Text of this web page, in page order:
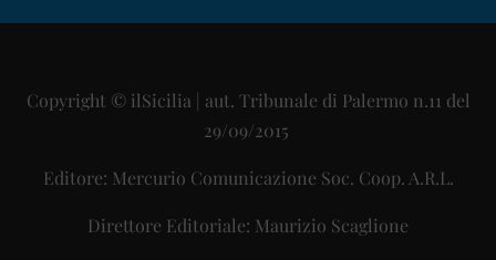
Copyright © ilSicilia | aut. Tribunale di Palermo n.11 del
29/09/2015
Editore: Mercurio Comunicazione Soc. Coop. A.R.L.
Direttore Editoriale: Maurizio Scaglione